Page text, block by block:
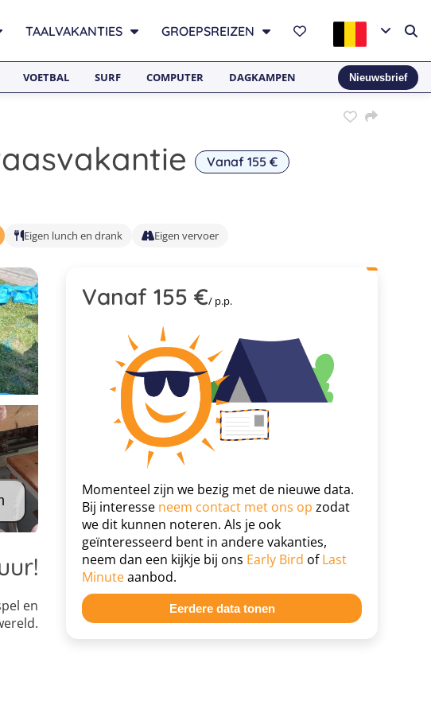
TAALVAKANTIES GROEPSREIZEN
VOETBAL SURF COMPUTER DAGKAMPEN Nieuwsbrief
Vanaf 155 €
Eigen lunch en drank Eigen vervoer
Vanaf 155 €/ p.p.
Momenteel zijn we bezig met de nieuwe data.
Bij interesse neem contact met ons op zodat
we dit kunnen noteren. Als je ook
geïnteresseerd bent in andere vakanties,
neem dan een kijkje bij ons Early Bird ofLast
Minuteaanbod.
Eerdere data tonen
en